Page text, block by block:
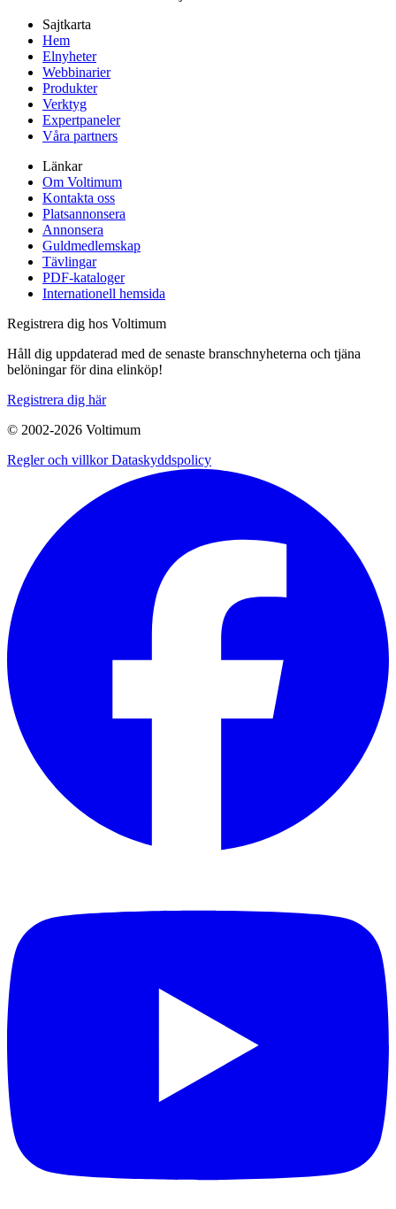
Sajtkarta
Hem
Elnyheter
Webbinarier
Produkter
Verktyg
Expertpaneler
Våra partners
Länkar
Om Voltimum
Kontakta oss
Platsannonsera
Annonsera
Guldmedlemskap
Tävlingar
PDF-kataloger
Internationell hemsida
Registrera dig hos Voltimum
Håll dig uppdaterad med de senaste branschnyheterna och tjäna
belöningar för dina elinköp!
Registrera dig här
© 2002-2026 Voltimum
Regler och villkorDataskyddspolicy